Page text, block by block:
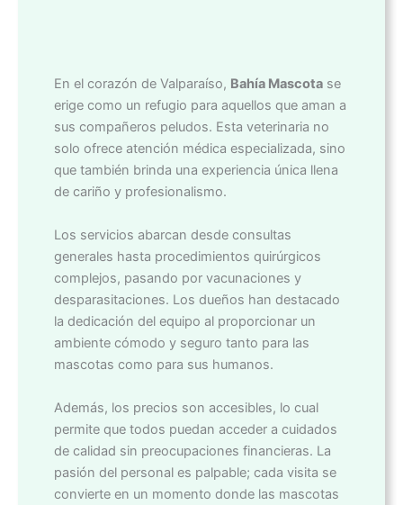
En el corazón de Valparaíso, Bahía Mascota se
erige como un refugio para aquellos que aman a
sus compañeros peludos. Esta veterinaria no
solo ofrece atención médica especializada, sino
que también brinda una experiencia única llena
de cariño y profesionalismo.
Los servicios abarcan desde consultas
generales hasta procedimientos quirúrgicos
complejos, pasando por vacunaciones y
desparasitaciones. Los dueños han destacado
la dedicación del equipo al proporcionar un
ambiente cómodo y seguro tanto para las
mascotas como para sus humanos.
Además, los precios son accesibles, lo cual
permite que todos puedan acceder a cuidados
de calidad sin preocupaciones financieras. La
pasión del personal es palpable; cada visita se
convierte en un momento donde las mascotas